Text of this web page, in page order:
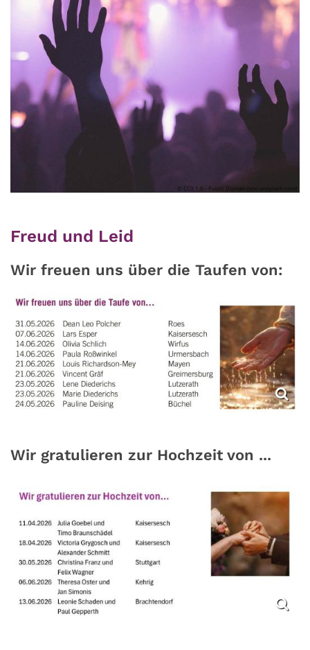
© CC0 1.0 - Public Domain (von unsplash.com)
Freud und Leid
Wir freuen uns über die Taufen von:
Wir gratulieren zur Hochzeit von ...